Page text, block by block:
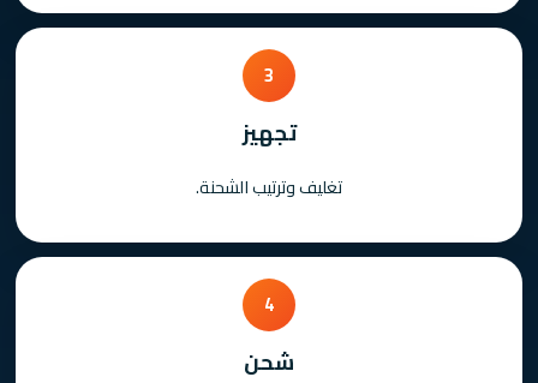
3
تجهيز
تغليف وترتيب الشحنة.
4
شحن